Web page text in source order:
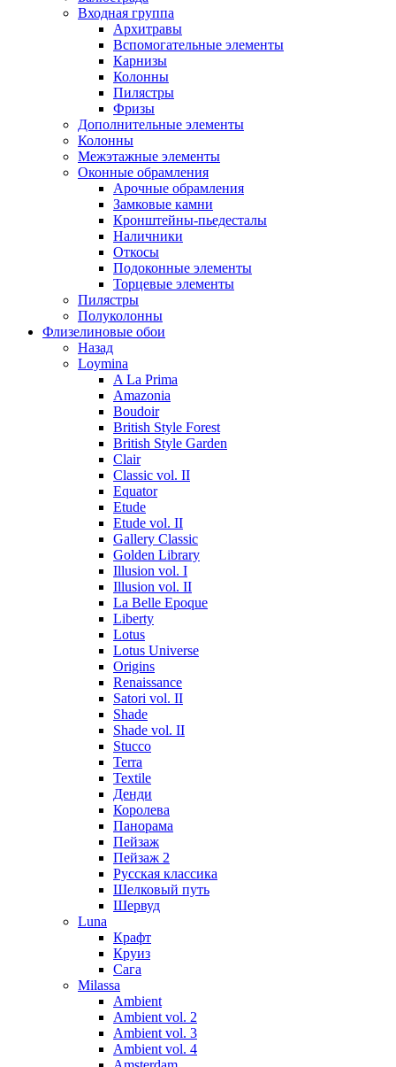
Входная группа
Архитравы
Вспомогательные элементы
Карнизы
Колонны
Пилястры
Фризы
Дополнительные элементы
Колонны
Межэтажные элементы
Оконные обрамления
Арочные обрамления
Замковые камни
Кронштейны-пьедесталы
Наличники
Откосы
Подоконные элементы
Торцевые элементы
Пилястры
Полуколонны
Флизелиновые обои
Назад
Loymina
A La Prima
Amazonia
Boudoir
British Style Forest
British Style Garden
Clair
Classic vol. II
Equator
Etude
Etude vol. II
Gallery Classic
Golden Library
Illusion vol. I
Illusion vol. II
La Belle Epoque
Liberty
Lotus
Lotus Universe
Origins
Renaissance
Satori vol. II
Shade
Shade vol. II
Stucco
Terra
Textile
Денди
Королева
Панорама
Пейзаж
Пейзаж 2
Русская классика
Шелковый путь
Шервуд
Luna
Крафт
Круиз
Сага
Milassa
Ambient
Ambient vol. 2
Ambient vol. 3
Ambient vol. 4